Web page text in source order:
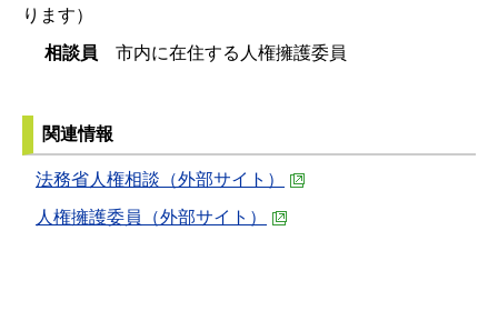
ります）
相談員 市内に在住する人権擁護委員
関連情報
法務省人権相談（外部サイト）
人権擁護委員（外部サイト）